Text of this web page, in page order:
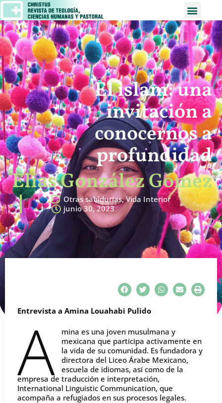
El islam: una
invitación a
conocernos a
profundidad
Elías González Gómez
Otras sabidurías,Vida Interior
junio 30, 2023
Entrevista a Amina Louahabi Pulido
A
mina es una joven musulmana y
mexicana que participa activamente en
la vida de su comunidad. Es fundadora y
directora del Liceo Árabe Mexicano,
escuela de idiomas, así como de la
empresa de traducción e interpretación,
International Linguistic Communication, que
acompaña a refugiados en sus procesos legales.